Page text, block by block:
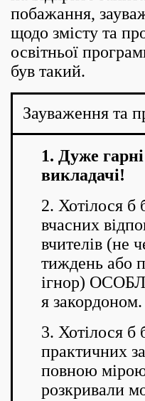
побажання,
щодо змісту та
освітньої
був такий.
Зауваження та
1. Дуже гарні
викладачі!
2. Хотілося б
вчасних
вчителів (не
тиждень або
ігнор)
я закордоном.
3. Хотілося б
практичних
повною
розкривали